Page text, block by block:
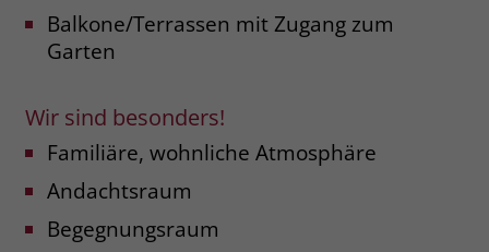
Balkone/Terrassen mit Zugang zum
Garten
Wir sind besonders!
Familiäre, wohnliche Atmosphäre
Andachtsraum
Begegnungsraum
Zweck
allen Seitenanfragen bei.
User über einen Klick auf eine Google
sodass erzielte Erfolge wie z.B.
Bestellungen oder Kontaktanfragen der
Anzeige zugewiesen werden können.
Name _gcl_dc